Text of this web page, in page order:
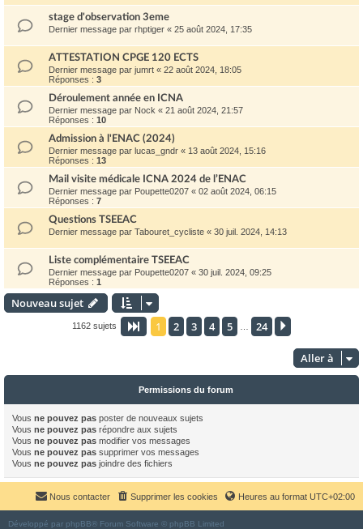
stage d'observation 3eme
Dernier message par rhptiger « 25 août 2024, 17:35
ATTESTATION CPGE 120 ECTS
Dernier message par jumrt « 22 août 2024, 18:05
Réponses : 3
Déroulement année en ICNA
Dernier message par Nock « 21 août 2024, 21:57
Réponses : 10
Admission à l'ENAC (2024)
Dernier message par lucas_gndr « 13 août 2024, 15:16
Réponses : 13
Mail visite médicale ICNA 2024 de l’ENAC
Dernier message par Poupette0207 « 02 août 2024, 06:15
Réponses : 7
Questions TSEEAC
Dernier message par Tabouret_cycliste « 30 juil. 2024, 14:13
Liste complémentaire TSEEAC
Dernier message par Poupette0207 « 30 juil. 2024, 09:25
Réponses : 1
Nouveau sujet
1162 sujets Page 1sur24
1 2 3 4 5 … 24
Aller à
Permissions du forum
Vous ne pouvez pas poster de nouveaux sujets
Vous ne pouvez pas répondre aux sujets
Vous ne pouvez pas modifier vos messages
Vous ne pouvez pas supprimer vos messages
Vous ne pouvez pas joindre des fichiers
Heures au format UTC+02:00
Supprimer les cookies
Nous contacter
Développé par phpBB® Forum Software © phpBB Limited